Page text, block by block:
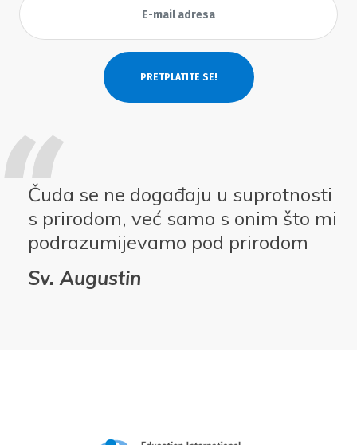
Čuda se ne događaju u suprotnosti
s prirodom, već samo s onim što mi
podrazumijevamo pod prirodom
Sv. Augustin